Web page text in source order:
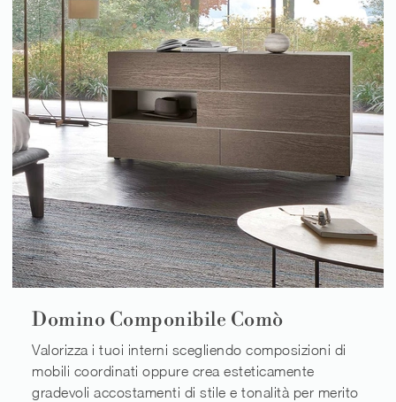
Domino Componibile Comò
Valorizza i tuoi interni scegliendo composizioni di
mobili coordinati oppure crea esteticamente
gradevoli accostamenti di stile e tonalità per merito